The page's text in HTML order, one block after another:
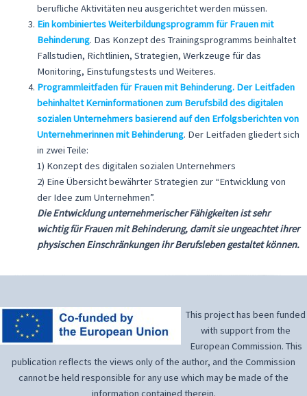
berufliche Aktivitäten neu ausgerichtet werden müssen.
Ein kombiniertes Weiterbildungsprogramm für Frauen mit
Behinderung. Das Konzept des Trainingsprogramms beinhaltet
Fallstudien, Richtlinien, Strategien, Werkzeuge für das
Monitoring, Einstufungstests und Weiteres.
Programmleitfaden für Frauen mit Behinderung. Der Leitfaden
behinhaltet Kerninformationen zum Berufsbild des digitalen
sozialen Unternehmers basierend auf den Erfolgsberichten von
Unternehmerinnen mit Behinderung. Der Leitfaden gliedert sich
in zwei Teile:
1) Konzept des digitalen sozialen Unternehmers
2) Eine Übersicht bewährter Strategien zur “Entwicklung von
der Idee zum Unternehmen”.
Die Entwicklung unternehmerischer Fähigkeiten ist sehr
wichtig für Frauen mit Behinderung, damit sie ungeachtet ihrer
physischen Einschränkungen ihr Berufsleben gestaltet können.
This project has been funded
with support from the
European Commission. This
publication reflects the views only of the author, and the Commission
cannot be held responsible for any use which may be made of the
information contained therein.